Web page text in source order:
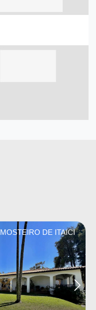
MOSTEIRO DE ITAICI